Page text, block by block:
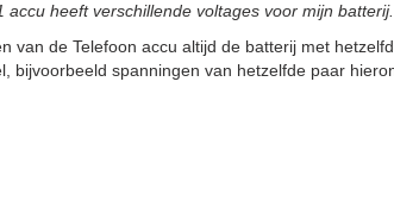
accu heeft verschillende voltages voor mijn
van de Telefoon accu altijd de batterij met
bijvoorbeeld spanningen van hetzelfde paar